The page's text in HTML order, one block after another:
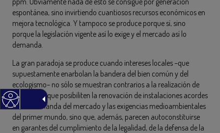
espontánea, sino invirtiendo cuantiosos recursos económicos en
mejora tecnológica. Y tampoco se produce porque sí, sino
porque la legislación vigente así lo exige y el mercado así lo
demanda.
La gran paradoja se produce cuando intereses locales –que
supuestamente enarbolan la bandera del bien común y del
ecologismo– no sólo se muestran contrarios a la realización de
inversiones que posibiliten la renovación de instalaciones acordes
con la demanda del mercado y las exigencias medioambientales
del primer mundo, sino que, además, parecen autoconstituirse
en garantes del cumplimiento de la legalidad, de la defensa de la